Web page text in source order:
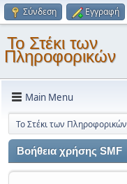
Σύνδεση Εγγραφή
Το Στέκι των
Πληροφορικών
Main Menu
Το Στέκι των Πληροφορικών
Βοήθεια χρήσης SMF